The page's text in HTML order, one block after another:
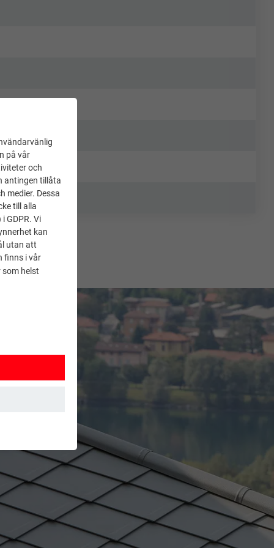
på vår
och
antingen tillåta
medier. Dessa
till alla
GDPR. Vi
kan
utan att
finns i vår
som helst
Information